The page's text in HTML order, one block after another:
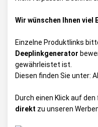
Wir wünschen Ihnen viel
Einzelne Produktlinks
Deeplinkgenerator
gewährleistet ist.
Diesen finden Sie unter:
Durch einen Klick auf
direkt zu unseren